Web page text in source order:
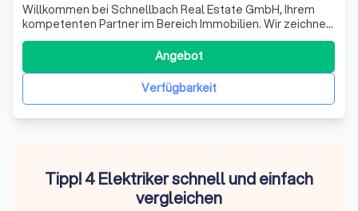
Willkommen bei Schnellbach Real Estate GmbH, Ihrem
kompetenten Partner im Bereich Immobilien. Wir zeichnen
uns durch unsere umfassende Expertise und unser
Engagement aus, um Ihnen maßgeschneiderte Lösungen
zu bieten. Unser Team aus erfahrenen Fachleuten
versteht die Dynamik des Immobilienmarktes und
Verfügbarkeit
Angebot
Tipp! 4 Elektriker schnell und einfach
vergleichen